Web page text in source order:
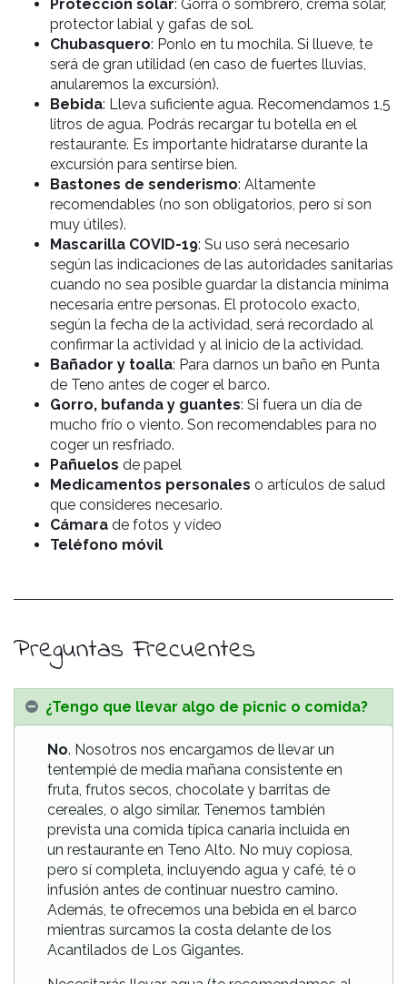
Protección solar: Gorra o sombrero, crema solar,
protector labial y gafas de sol.
Chubasquero: Ponlo en tu mochila. Si llueve, te
será de gran utilidad (en caso de fuertes lluvias,
anularemos la excursión).
Bebida: Lleva suficiente agua. Recomendamos 1,5
litros de agua. Podrás recargar tu botella en el
restaurante. Es importante hidratarse durante la
excursión para sentirse bien.
Bastones de senderismo: Altamente
recomendables (no son obligatorios, pero sí son
muy útiles).
Mascarilla COVID-19: Su uso será necesario
según las indicaciones de las autoridades sanitarias
cuando no sea posible guardar la distancia mínima
necesaria entre personas. El protocolo exacto,
según la fecha de la actividad, será recordado al
confirmar la actividad y al inicio de la actividad.
Bañador y toalla: Para darnos un baño en Punta
de Teno antes de coger el barco.
Gorro, bufanda y guantes: Si fuera un día de
mucho frío o viento. Son recomendables para no
coger un resfriado.
Pañuelos de papel
Medicamentos personales o artículos de salud
que consideres necesario.
Cámara de fotos y vídeo
Teléfono móvil
Preguntas Frecuentes
¿Tengo que llevar algo de picnic o comida?
No. Nosotros nos encargamos de llevar un
tentempié de media mañana consistente en
fruta, frutos secos, chocolate y barritas de
cereales, o algo similar. Tenemos también
prevista una comida típica canaria incluida en
un restaurante en Teno Alto. No muy copiosa,
pero sí completa, incluyendo agua y café, té o
infusión antes de continuar nuestro camino.
Además, te ofrecemos una bebida en el barco
mientras surcamos la costa delante de los
Acantilados de Los Gigantes.